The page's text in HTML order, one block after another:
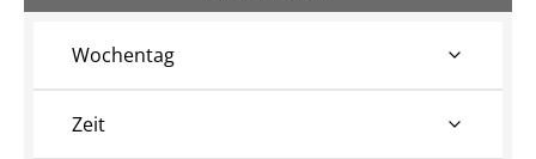
Wochentag
Zeit